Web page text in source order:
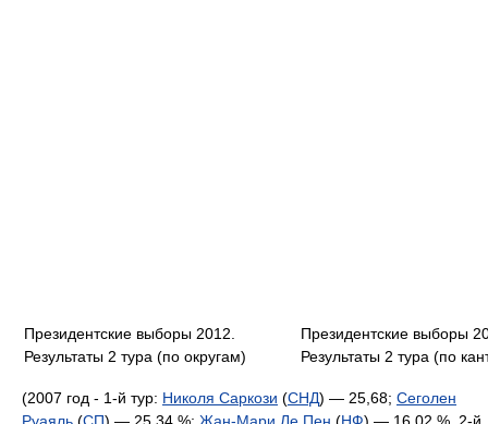
Президентские выборы 2012.
Результаты 2 тура (по округам)
Президентские выборы
Результаты 2 тура (по
(2007 год - 1-й тур: Николя Саркози (СНД) — 25,68; Сеголен